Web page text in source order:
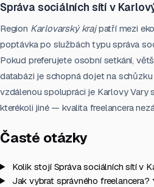
Správa sociálních sítí v
Region Karlovarský krajpatří mezi
poptávka po službách typu správa
Pokud preferujete osobní setkání,
databázi je schopná dojet na
vzdálenou spolupráci je Karlovy Vary
kterékoli jiné — kvalita freelancera
Časté otázky
Kolik stojí Správa sociálních sítí v
Jak vybrat správného freelancera?